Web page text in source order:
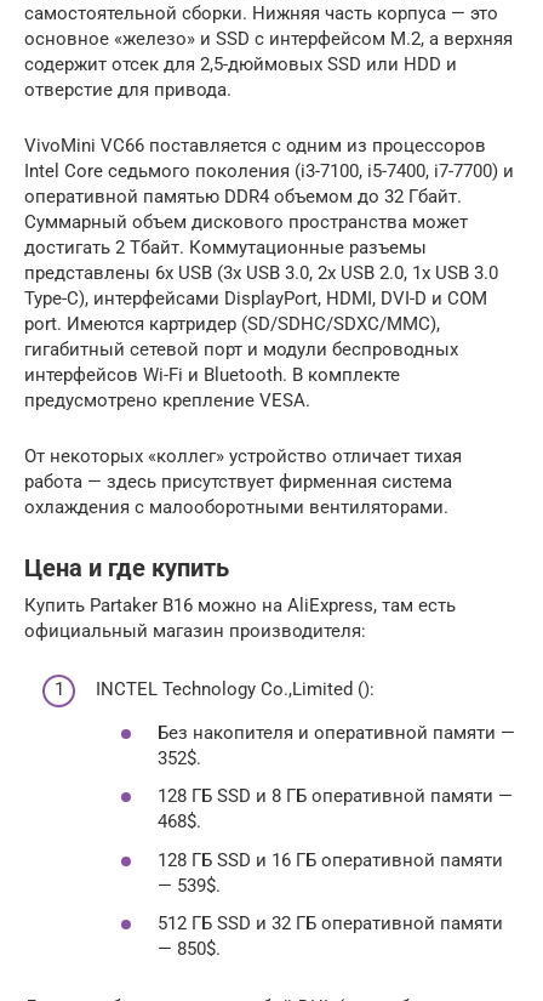
самостоятельной сборки. Нижняя часть корпуса — это
основное «железо» и SSD с интерфейсом M.2, а верхняя
содержит отсек для 2,5-дюймовых SSD или HDD и
отверстие для привода.
VivoMini VC66 поставляется с одним из процессоров
Intel Core седьмого поколения (i3-7100, i5-7400, i7-7700) и
оперативной памятью DDR4 объемом до 32 Гбайт.
Суммарный объем дискового пространства может
достигать 2 Тбайт. Коммутационные разъемы
представлены 6х USB (3х USB 3.0, 2х USB 2.0, 1х USB 3.0
Type-C), интерфейсами DisplayPort, HDMI, DVI-D и COM
port. Имеются картридер (SD/SDHC/SDXC/MMC),
гигабитный сетевой порт и модули беспроводных
интерфейсов Wi-Fi и Bluetooth. В комплекте
предусмотрено крепление VESA.
От некоторых «коллег» устройство отличает тихая
работа — здесь присутствует фирменная система
охлаждения с малооборотными вентиляторами.
Цена и где купить
Купить Partaker B16 можно на AliExpress, там есть
официальный магазин производителя:
INCTEL Technology Co.,Limited ():
Без накопителя и оперативной памяти —
352$.
128 ГБ SSD и 8 ГБ оперативной памяти —
468$.
128 ГБ SSD и 16 ГБ оперативной памяти
— 539$.
512 ГБ SSD и 32 ГБ оперативной памяти
— 850$.